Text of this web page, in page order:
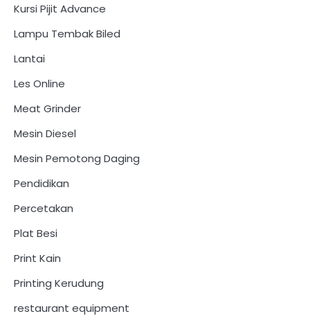
Kursi Pijit Advance
Lampu Tembak Biled
Lantai
Les Online
Meat Grinder
Mesin Diesel
Mesin Pemotong Daging
Pendidikan
Percetakan
Plat Besi
Print Kain
Printing Kerudung
restaurant equipment